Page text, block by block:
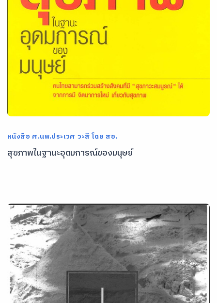
หนังสือ ศ.นพ.ประเวศ วะสี โดย สช.
สุขภาพในฐานะอุดมการณ์ของมนุษย์